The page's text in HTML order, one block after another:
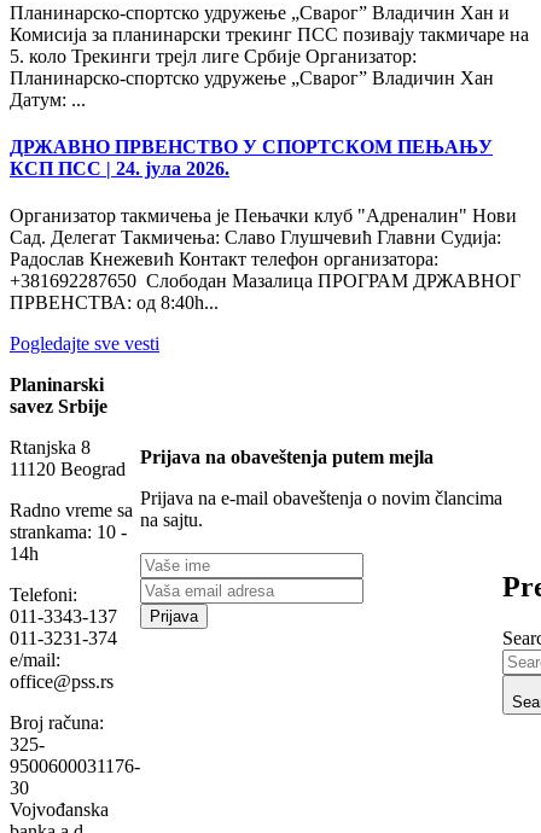
Планинарско-спортско удружење „Сварог” Владичин Хан и
Комисија за планинарски трекинг ПСС позивају такмичаре на
5. коло Трекинги трејл лиге Србије Организатор:
Планинарско-спортско удружење „Сварог” Владичин Хан
Датум: ...
ДРЖАВНО ПРВЕНСТВО У СПОРТСКОМ ПЕЊАЊУ
КСП ПСС | 24. јула 2026.
Организатор такмичења је Пењачки клуб "Адреналин" Нови
Сад. Делегат Такмичења: Славо Глушчевић Главни Судија:
Радослав Кнежевић Контакт телефон организатора:
+381692287650 Слободан Мазалица ПРОГРАМ ДРЖАВНОГ
ПРВЕНСТВА: од 8:40h...
Pogledajte sve vesti
Planinarski
savez Srbije
Rtanjska 8
11120 Beograd
Radno vreme sa
strankama: 10 -
14h
Telefoni:
011-3343-137
011-3231-374
e/mail:
office@pss.rs
Broj računa:
325-
9500600031176-
30
Vojvođanska
Prijava na obaveštenja putem mejla
Prijava na e-mail obaveštenja o novim člancima
na sajtu.